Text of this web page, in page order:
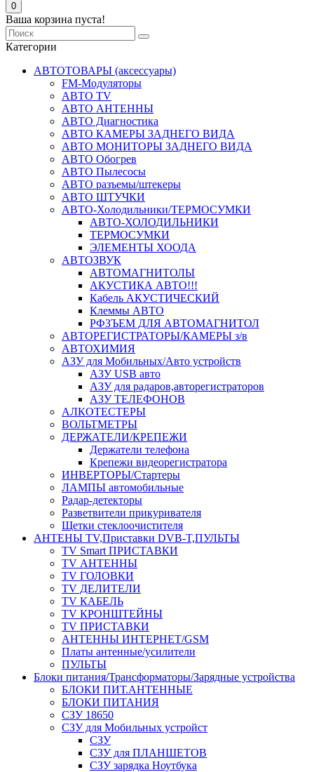
0
Ваша корзина пуста!
Категории
АВТОТОВАРЫ (аксессуары)
FM-Модуляторы
АВТО TV
АВТО АНТЕННЫ
АВТО Диагностика
АВТО КАМЕРЫ ЗАДНЕГО ВИДА
АВТО МОНИТОРЫ ЗАДНЕГО ВИДА
АВТО Обогрев
АВТО Пылесосы
АВТО разъемы/штекеры
АВТО ШТУЧКИ
АВТО-Холодильники/ТЕРМОСУМКИ
АВТО-ХОЛОДИЛЬНИКИ
ТЕРМОСУМКИ
ЭЛЕМЕНТЫ ХООДА
АВТОЗВУК
АВТОМАГНИТОЛЫ
АКУСТИКА АВТО!!!
Кабель АКУСТИЧЕСКИЙ
Клеммы АВТО
РФЗЪЕМ ДЛЯ АВТОМАГНИТОЛ
АВТОРЕГИСТРАТОРЫ/КАМЕРЫ з/в
АВТОХИМИЯ
АЗУ для Мобильных/Авто устройств
АЗУ USB авто
АЗУ для радаров,авторегистраторов
АЗУ ТЕЛЕФОНОВ
АЛКОТЕСТЕРЫ
ВОЛЬТМЕТРЫ
ДЕРЖАТЕЛИ/КРЕПЕЖИ
Держатели телефона
Крепежи видеорегистратора
ИНВЕРТОРЫ/Стартеры
ЛАМПЫ автомобильные
Радар-детекторы
Разветвители прикуривателя
Щетки стеклоочистителя
АНТЕНЫ ТV,Приставки DVB-T,ПУЛЬТЫ
TV Smart ПРИСТАВКИ
TV АНТЕННЫ
TV ГОЛОВКИ
TV ДЕЛИТЕЛИ
TV КАБЕЛЬ
TV КРОНШТЕЙНЫ
TV ПРИСТАВКИ
АНТЕННЫ ИНТЕРНЕТ/GSM
Платы антенные/усилители
ПУЛЬТЫ
Блоки питания/Трансформаторы/Зарядные устройства
БЛОКИ ПИТ.АНТЕННЫЕ
БЛОКИ ПИТАНИЯ
СЗУ 18650
СЗУ для Мобильных устройст
СЗУ
СЗУ для ПЛАНШЕТОВ
СЗУ зарядка Ноутбука